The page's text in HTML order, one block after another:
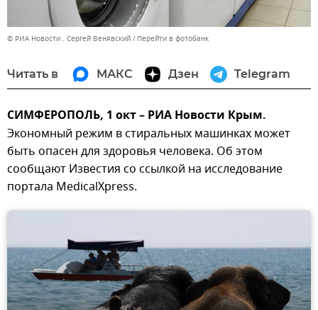
© РИА Новости . Сергей Венявский Перейти в фотобанк
Читать в МАКС Дзен Telegram
СИМФЕРОПОЛЬ, 1 окт – РИА Новости Крым.
Экономный режим в стиральных машинках может
быть опасен для здоровья человека. Об этом
сообщают Известия со ссылкой на исследование
портала MedicalXpress.